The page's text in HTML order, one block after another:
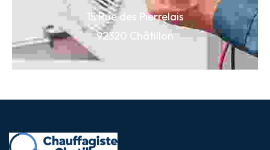
15 Rue des Pierrelais
92320 Châtillon